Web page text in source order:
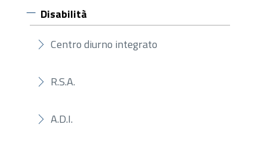
Disabilità
Centro diurno integrato
R.S.A.
A.D.I.